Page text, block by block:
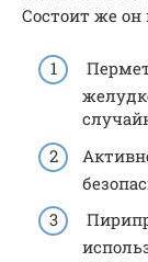
Состоит же